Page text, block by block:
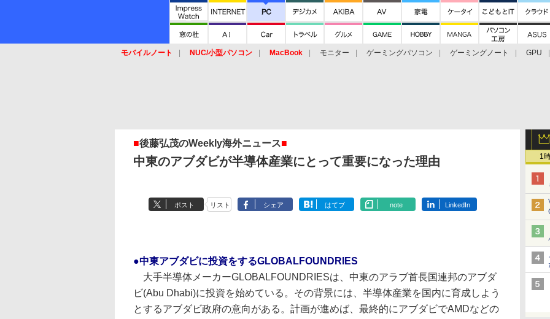
モバイルノート NUC/小型パソコン MacBook モニター ゲーミングパソコン ゲーミングノート
GPU
1
■後藤弘茂のWeekly海外ニュース■
中東のアブダビが半導体産業にとって重要になった理由
ポスト リスト シェア はてブ note LinkedIn
●中東アブダビに投資をするGLOBALFOUNDRIES
大手半導体メーカーGLOBALFOUNDRIESは、中東のアラブ首長国連邦のアブダ
ビ(Abu Dhabi)に投資を始めている。その背景には、半導体産業を国内に育成しよう
とするアブダビ政府の意向がある。計画が進めば、最終的にアブダビでAMDなどの